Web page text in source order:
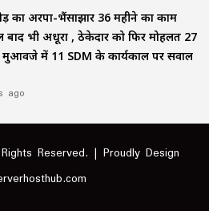
का अरपा-भैंसाझार 36 महीने का काम
बाद भी अधूरा , ठेकेदार को फिर मोहलत ₹27
में 11 SDM के कार्यकाल पर सवाल
ago
Reserved. | Proudly Design